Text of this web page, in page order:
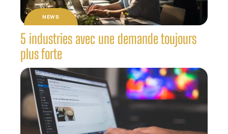
NEWS
5 industries avec une demande toujours
plus forte